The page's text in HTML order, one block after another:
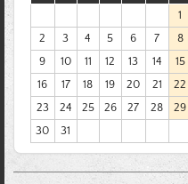
1
2
3 4 5 6 7
8
9
10 11 12 13 14
15
16
17 18 19 20 21
22
23
24 25 26 27 28
29
30
31